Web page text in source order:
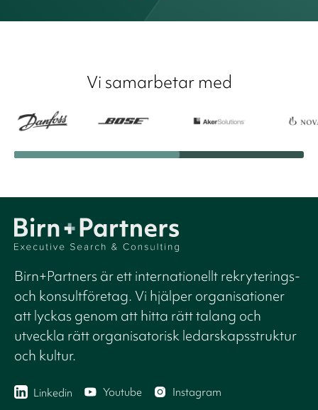
Vi samarbetar med
Birn+Partners är ett internationellt rekryterings-
och konsultföretag. Vi hjälper organisationer
att lyckas genom att hitta rätt talang och
utveckla rätt organisatorisk ledarskapsstruktur
och kultur.
Linkedin Youtube Instagram